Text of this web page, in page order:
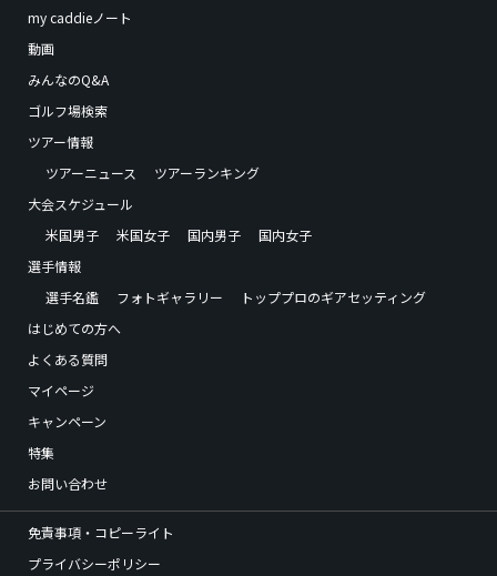
my caddieノート
動画
みんなのQ&A
ゴルフ場検索
ツアー情報
ツアーニュース
ツアーランキング
大会スケジュール
米国男子
米国女子 国内男子
国内女子
選手情報
選手名鑑
フォトギャラリー
トッププロのギアセッティング
はじめての方へ
よくある質問
マイページ
キャンペーン
特集
お問い合わせ
免責事項・コピーライト
プライバシーポリシー